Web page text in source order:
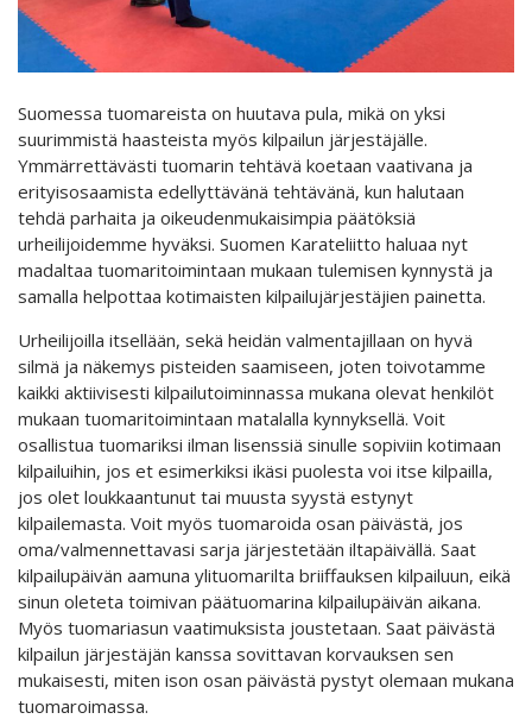
Suomessa tuomareista on huutava pula, mikä on yksi
suurimmistä haasteista myös kilpailun järjestäjälle.
Ymmärrettävästi tuomarin tehtävä koetaan vaativana ja
erityisosaamista edellyttävänä tehtävänä, kun halutaan
tehdä parhaita ja oikeudenmukaisimpia päätöksiä
urheilijoidemme hyväksi. Suomen Karateliitto haluaa nyt
madaltaa tuomaritoimintaan mukaan tulemisen kynnystä ja
samalla helpottaa kotimaisten kilpailujärjestäjien painetta.
Urheilijoilla itsellään, sekä heidän valmentajillaan on hyvä
silmä ja näkemys pisteiden saamiseen, joten toivotamme
kaikki aktiivisesti kilpailutoiminnassa mukana olevat henkilöt
mukaan tuomaritoimintaan matalalla kynnyksellä. Voit
osallistua tuomariksi ilman lisenssiä sinulle sopiviin kotimaan
kilpailuihin, jos et esimerkiksi ikäsi puolesta voi itse kilpailla,
jos olet loukkaantunut tai muusta syystä estynyt
kilpailemasta. Voit myös tuomaroida osan päivästä, jos
oma/valmennettavasi sarja järjestetään iltapäivällä. Saat
kilpailupäivän aamuna ylituomarilta briiffauksen kilpailuun, eikä
sinun oleteta toimivan päätuomarina kilpailupäivän aikana.
Myös tuomariasun vaatimuksista joustetaan. Saat päivästä
kilpailun järjestäjän kanssa sovittavan korvauksen sen
mukaisesti, miten ison osan päivästä pystyt olemaan mukana
tuomaroimassa.